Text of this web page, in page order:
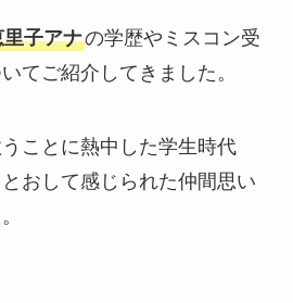
子アナの学歴やミスコン受
てご紹介してきました。
ことに熱中した学生時代
おして感じられた仲間思い